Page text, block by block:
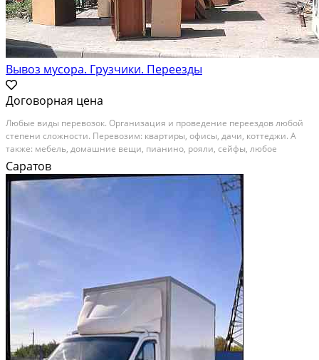
Вывоз мусора. Грузчики. Переезды
Договорная цена
Любые виды перевозок. Организация и проведение переездов любой
степени сложности. Перевозим: квартиры, офисы, дачи, коттеджи. А
также: мебель, домашние вещи, пианино, рояли, сейфы, любое
оборудование, антикварную мебель и другие грузы. надежно и
качественно. Вывоз и утилизация старой мебели,...
Саратов